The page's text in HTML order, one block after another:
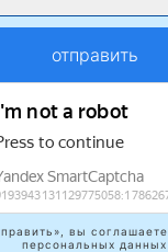
отправить
вы
персональных данных